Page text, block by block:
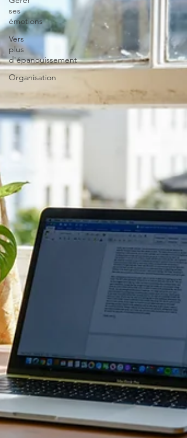
ses
émotions
Vers
plus
d'épanouissement
Organisation